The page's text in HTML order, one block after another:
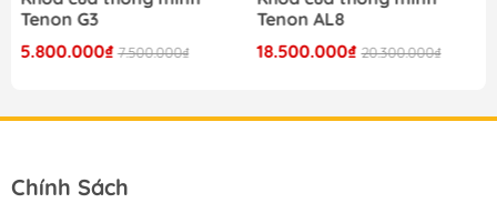
Tenon G3
5.800.000₫ 7.500.000₫
Tenon AL8
18.500.000₫ 20.300.000₫
Chính Sách